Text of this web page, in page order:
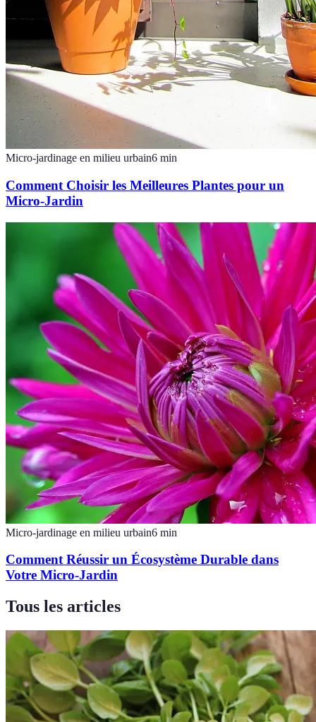
Micro-jardinage en milieu urbain6 min
Comment Choisir les Meilleures Plantes pour un
Micro-Jardin
Micro-jardinage en milieu urbain6 min
Comment Réussir un Écosystème Durable dans
Votre Micro-Jardin
Tous les articles